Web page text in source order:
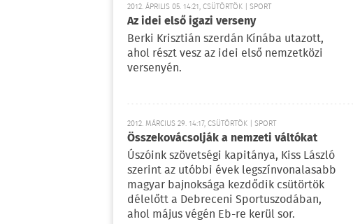
2012. ÁPRILIS 05. 14:21, CSÜTÖRTÖK | SPORT
Az idei első igazi verseny
Berki Krisztián szerdán Kínába utazott,
ahol részt vesz az idei első nemzetközi
versenyén.
2012. MÁRCIUS 29. 14:17, CSÜTÖRTÖK | SPORT
Összekovácsolják a nemzeti váltókat
Úszóink szövetségi kapitánya, Kiss László
szerint az utóbbi évek legszínvonalasabb
magyar bajnoksága kezdődik csütörtök
délelőtt a Debreceni Sportuszodában,
ahol május végén Eb-re kerül sor.